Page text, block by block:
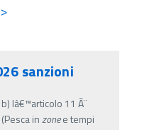
sanzioni
lâ€™articolo 11 Ã¨
inzonee tempi